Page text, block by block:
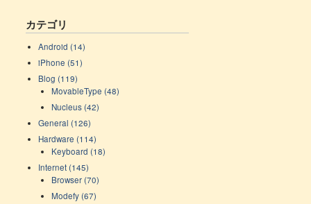
カテゴリ
Android (14)
iPhone (51)
Blog (119)
MovableType (48)
Nucleus (42)
General (126)
Hardware (114)
Keyboard (18)
Internet (145)
Browser (70)
Modefy (67)